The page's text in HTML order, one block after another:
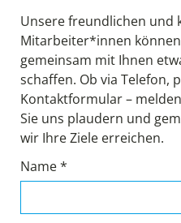
Unsere freundlichen und
Mitarbeiter*innen
gemeinsam mit Ihnen
schaffen. Ob via Telefon,
Kontaktformular –
Sie uns plaudern und
wir Ihre Ziele erreichen.
Name *